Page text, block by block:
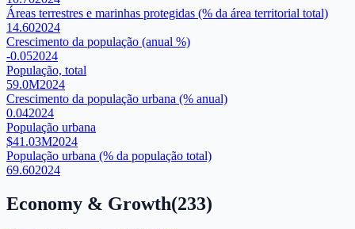
Áreas terrestres e marinhas protegidas (% da área territorial total)
14.602024
Crescimento da população (anual %)
-0.052024
População, total
59.0M2024
Crescimento da população urbana (% anual)
0.042024
População urbana
$41.03M2024
População urbana (% da população total)
69.602024
Economy & Growth(233)